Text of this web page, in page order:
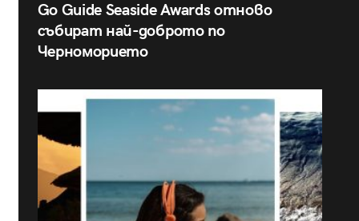
Go Guide Seaside Awards отново
събират най-доброто по
Черноморието